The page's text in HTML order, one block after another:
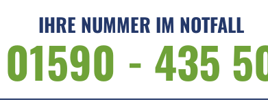
IHRE NUMMER IM NOTFALL
- 435